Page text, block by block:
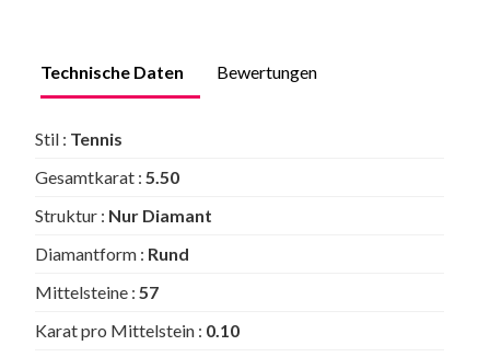
Technische Daten Bewertungen
Stil : Tennis
Gesamtkarat :5.50
Struktur : Nur Diamant
Diamantform : Rund
Mittelsteine :57
Karat pro Mittelstein : 0.10